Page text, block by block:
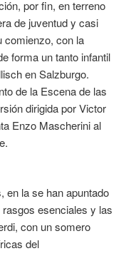
por fin, en terreno
de juventud y casi
comienzo, con la
forma un tanto infantil
en Salzburgo.
de la Escena de las
dirigida por Victor
Enzo Mascherini al
en la se han apuntado
esenciales y las
con un somero
del